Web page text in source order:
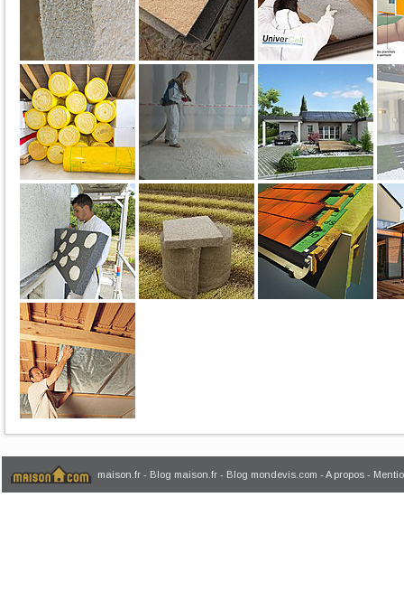
maison.fr - Blog maison.fr - Blog mondevis.com - A propos -